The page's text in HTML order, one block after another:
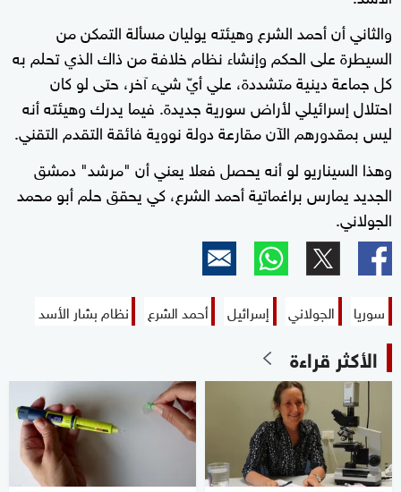
والثاني أن أحمد الشرع وهيئته يوليان مسألة التمكن من
السيطرة على الحكم وإنشاء نظام خلافة من ذاك الذي تحلم به
كل جماعة دينية متشددة، علي أيّ شيء آخر، حتى لو كان
احتلال إسرائيلي لأراض سورية جديدة. فيما يدرك وهيئته أنه
ليس بمقدورهم الآن مقارعة دولة نووية فائقة التقدم التقني.
وهذا السيناريو لو أنه يحصل فعلا يعني أن "مرشد" دمشق
الجديد يمارس براغماتية أحمد الشرع، كي يحقق حلم أبو محمد
الجولاني.
سوريا الجولاني إسرائيل أحمد الشرع نظام بشار الأسد
الأكثر قراءة